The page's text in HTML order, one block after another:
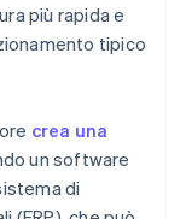
più rapida e
tipico
crea una
un software
di